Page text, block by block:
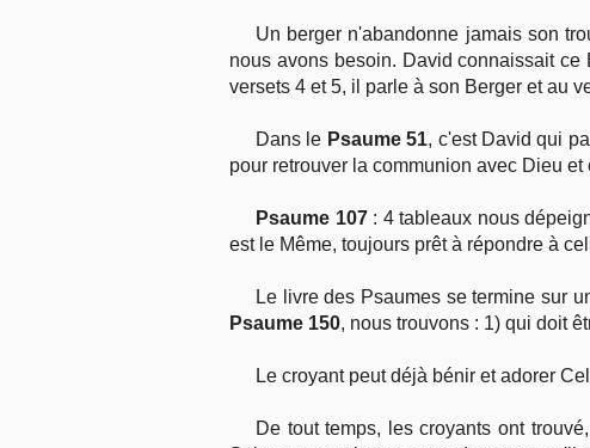
Un berger n'abandonne jamais son
nous avons besoin. David connaissait
versets 4 et 5, il parle à son Berger et au
Dans le Psaume 51, c'est David qui
pour retrouver la communion avec Dieu
Psaume 107: 4 tableaux nous
est le Même, toujours prêt à répondre à
Le livre des Psaumes se termine sur
Psaume 150, nous trouvons : 1) qui doit
Le croyant peut déjà bénir et adorer
De tout temps, les croyants ont